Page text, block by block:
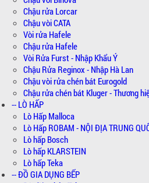
Chậu rửa Lorcar
Chậu vòi CATA
Vòi rửa Hafele
Chậu rửa Hafele
Vòi Rửa Furst - Nhập Khẩu Ý
Chậu Rửa Reginox - Nhập Hà Lan
Chậu vòi rửa chén bát Eurogold
Chậu rửa chén bát Kluger - Thương
-- LÒ HẤP
Lò Hấp Malloca
Lò Hấp ROBAM - NỘI ĐỊA TRUNG
Lò hấp Bosch
Lò hấp KLARSTEIN
Lò hấp Teka
-- ĐỒ GIA DỤNG BẾP